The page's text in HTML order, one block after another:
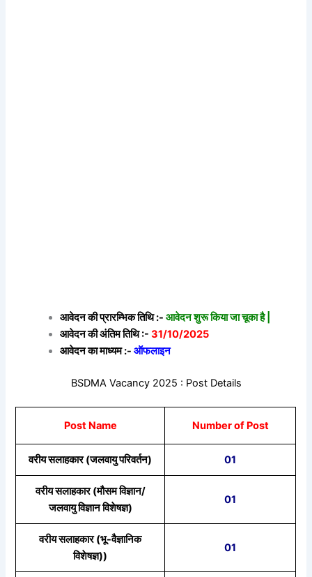
आवेदन की प्रारम्भिक तिथि :-आवेदन शुरू किया जा चूका है |
आवेदन की अंतिम तिथि :-31/10/2025
आवेदन का माध्यम :-ऑफलाइन
BSDMA Vacancy 2025 : Post Details
Post Name Number of Post
वरीय सलाहकार (जलवायु परिवर्तन) 01
वरीय सलाहकार (मौसम विज्ञान/
जलवायु विज्ञान विशेषज्ञ)
01
वरीय सलाहकार (भू-वैज्ञानिक
विशेषज्ञ))
01